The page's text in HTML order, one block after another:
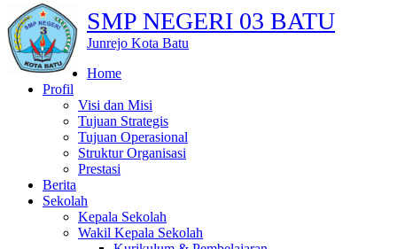
SMP NEGERI 03 BATU
Junrejo Kota Batu
Home
Profil
Visi dan Misi
Tujuan Strategis
Tujuan Operasional
Struktur Organisasi
Prestasi
Berita
Sekolah
Kepala Sekolah
Wakil Kepala Sekolah